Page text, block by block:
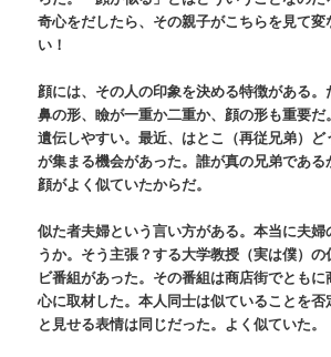
奇心をだしたら、その親子がこちらを見て
い！
顔には、その人の印象を決める特徴がある
鼻の形、瞼が一重か二重か、顔の形も重要
遺伝しやすい。最近、はとこ（再従兄弟）
が集まる機会があった。誰が真の兄弟である
顔がよく似ていたからだ。
似た者夫婦という言い方がある。本当に夫
うか。そう主張？する大学教授（実は僕）
ビ番組があった。その番組は商店街でとも
心に取材した。本人同士は似ていることを
と見せる表情は同じだった。よく似ていた。